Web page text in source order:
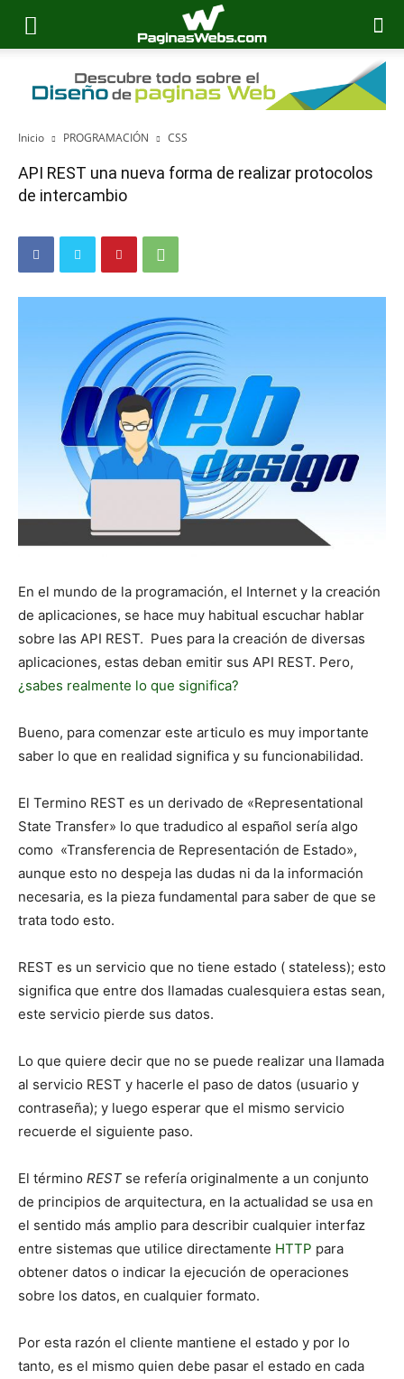
Inicio PROGRAMACIÓN CSS
API REST una nueva forma de realizar protocolos
de intercambio
En el mundo de la programación, el Internet y la creación
de aplicaciones, se hace muy habitual escuchar hablar
sobre las API REST. Pues para la creación de diversas
aplicaciones, estas deban emitir sus API REST. Pero,
¿sabes realmente lo que significa?
Bueno, para comenzar este articulo es muy importante
saber lo que en realidad significa y su funcionabilidad.
El Termino REST es un derivado de «Representational
State Transfer» lo que tradudico al español sería algo
como «Transferencia de Representación de Estado»,
aunque esto no despeja las dudas ni da la información
necesaria, es la pieza fundamental para saber de que se
trata todo esto.
REST es un servicio que no tiene estado ( stateless); esto
significa que entre dos llamadas cualesquiera estas sean,
este servicio pierde sus datos.
Lo que quiere decir que no se puede realizar una llamada
al servicio REST y hacerle el paso de datos (usuario y
contraseña); y luego esperar que el mismo servicio
recuerde el siguiente paso.
El término REST se refería originalmente a un conjunto
de principios de arquitectura, en la actualidad se usa en
el sentido más amplio para describir cualquier interfaz
entre sistemas que utilice directamente HTTP para
obtener datos o indicar la ejecución de operaciones
sobre los datos, en cualquier formato.
Por esta razón el cliente mantiene el estado y por lo
tanto, es el mismo quien debe pasar el estado en cada